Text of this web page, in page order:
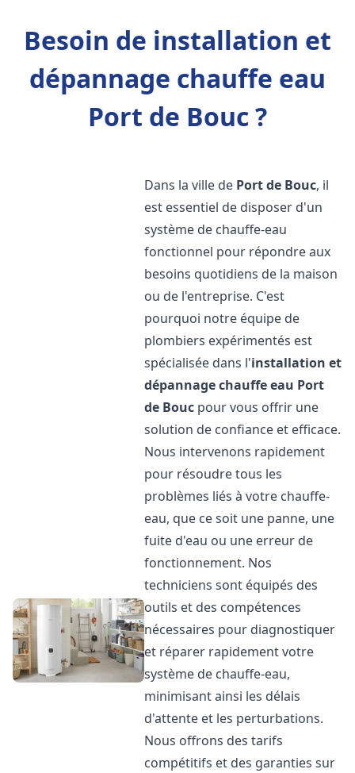
Besoin de installation et
dépannage chauffe eau
Port de Bouc ?
Dans la ville de Port de Bouc, il
est essentiel de disposer d'un
système de chauffe-eau
fonctionnel pour répondre aux
besoins quotidiens de la maison
ou de l'entreprise. C'est
pourquoi notre équipe de
plombiers expérimentés est
spécialisée dans l'installation et
dépannage chauffe eau Port
de Bouc pour vous offrir une
solution de confiance et efficace.
Nous intervenons rapidement
pour résoudre tous les
problèmes liés à votre chauffe-
eau, que ce soit une panne, une
fuite d'eau ou une erreur de
fonctionnement. Nos
techniciens sont équipés des
outils et des compétences
nécessaires pour diagnostiquer
et réparer rapidement votre
système de chauffe-eau,
minimisant ainsi les délais
d'attente et les perturbations.
Nous offrons des tarifs
compétitifs et des garanties sur